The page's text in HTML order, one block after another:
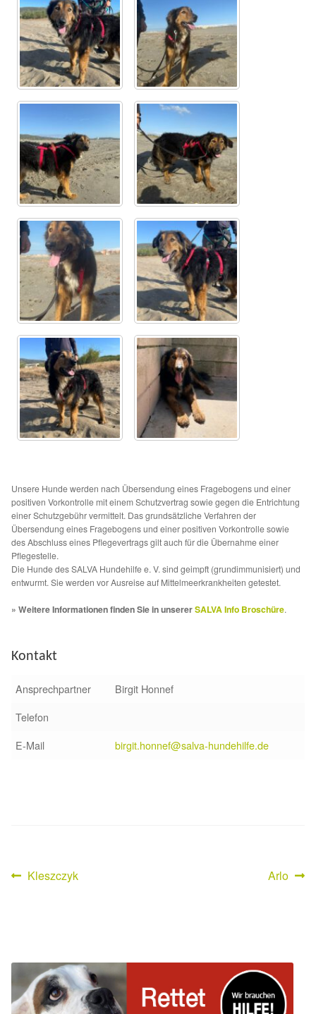
Aktion „Hilfe La Linea“
Updates „Hilfe La Linea“
Partnertierheim in Bulgarien
Partnertierheim in Polen
Unsere Hunde werden nach Übersendung eines Fragebogens und einer
positiven Vorkontrolle mit einem Schutzvertrag sowie gegen die Entrichtung
einer Schutzgebühr vermittelt. Das grundsätzliche Verfahren der
Übersendung eines Fragebogens und einer positiven Vorkontrolle sowie
des Abschluss eines Pflegevertrags gilt auch für die Übernahme einer
Pflegestelle.
Die Hunde des SALVA Hundehilfe e. V. sind geimpft (grundimmunisiert) und
entwurmt. Sie werden vor Ausreise auf Mittelmeerkrankheiten getestet.
» Weitere Informationen finden Sie in unsererSALVA Info Broschüre.
Kontakt
Ansprechpartner
Birgit Honnef
Telefon
E-Mail
birgit.honnef@salva-hundehilfe.de
Beitragsnavigation
Vorheriger
Kleszczyk
Nächster
Arlo